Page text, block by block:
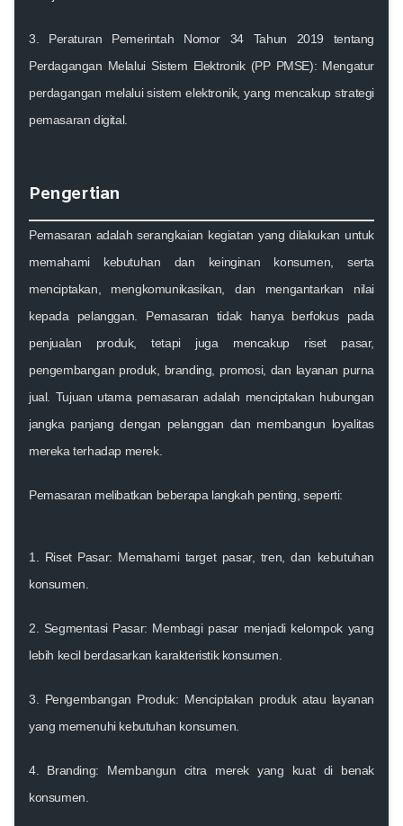
3. Peraturan Pemerintah Nomor 34 Tahun 2019 tentang
Perdagangan Melalui Sistem Elektronik (PP PMSE): Mengatur
perdagangan melalui sistem elektronik, yang mencakup strategi
pemasaran digital.
Pengertian
Pemasaran adalah serangkaian kegiatan yang dilakukan untuk
memahami kebutuhan dan keinginan konsumen, serta
menciptakan, mengkomunikasikan, dan mengantarkan nilai
kepada pelanggan. Pemasaran tidak hanya berfokus pada
penjualan produk, tetapi juga mencakup riset pasar,
pengembangan produk, branding, promosi, dan layanan purna
jual. Tujuan utama pemasaran adalah menciptakan hubungan
jangka panjang dengan pelanggan dan membangun loyalitas
mereka terhadap merek.
Pemasaran melibatkan beberapa langkah penting, seperti:
1. Riset Pasar: Memahami target pasar, tren, dan kebutuhan
konsumen.
2. Segmentasi Pasar: Membagi pasar menjadi kelompok yang
lebih kecil berdasarkan karakteristik konsumen.
3. Pengembangan Produk: Menciptakan produk atau layanan
yang memenuhi kebutuhan konsumen.
4. Branding: Membangun citra merek yang kuat di benak
konsumen.